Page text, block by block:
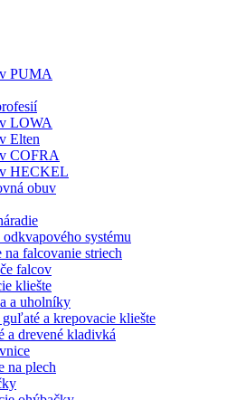
PUMA
LOWA
Elten
COFRA
HECKEL
obuv
systému
na falcovanie striech
falcov
kliešte
a uholníky
a krepovacie kliešte
a drevené kladivká
na plech